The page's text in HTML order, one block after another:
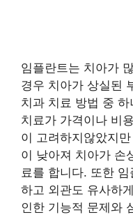
임플란트는 치아가
경우 치아가 상실된
치과 치료 방법 중
치료가 가격이나 비
이 고려하지않았지
이 낮아져 치아가 손
료를 합니다. 또한
하고 외관도 유사하
인한 기능적 문제와